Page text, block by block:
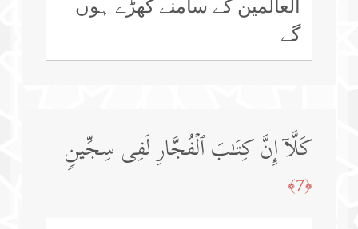
العالمین کے سامنے کھڑے ہوں
گے
كَلَّاۤ إِنَّ كِتَـٰبَ ٱلۡفُجَّارِ لَفِی سِجِّینࣲ
﴿7﴾